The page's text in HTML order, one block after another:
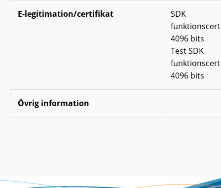
E-legitimation/certifikat
SDK
4096 bits
Test SDK
4096 bits
Övrig information